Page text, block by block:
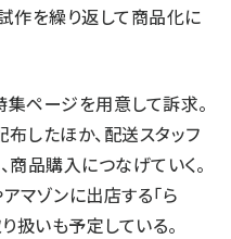
作を繰り返して商品化に
ページを用意して訴求。
したほか、配送スタッフ
商品購入につなげていく。
マゾンに出店する「ら
扱いも予定している。